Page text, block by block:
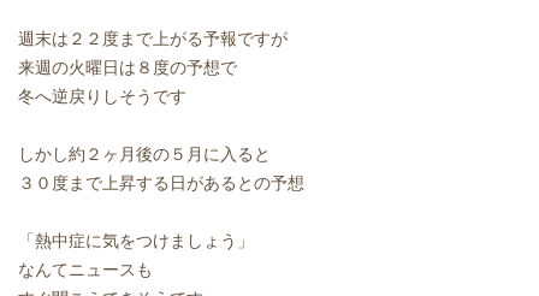
週末は２２度まで上がる予報ですが
来週の火曜日は８度の予想で
冬へ逆戻りしそうです
しかし約２ヶ月後の５月に入ると
３０度まで上昇する日があるとの予想
「熱中症に気をつけましょう」
なんてニュースも